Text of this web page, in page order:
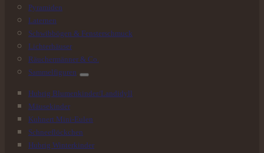
Pyramiden
Laternen
Schwibbögen & Fensterschmuck
Lichterhäuser
Räuchermänner & Co.
Sammelfiguren
Hubrig Blumenkinder/Landidyll
Mäusekinder
Kuhnert Mini-Eulen
Schneeflöckchen
Hubrig Winterkinder